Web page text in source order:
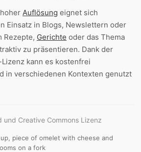
Auflösung eignet sich
Einsatz in Blogs, Newslettern oder
Rezepte, Gerichte oder das Thema
zu präsentieren. Dank der
kann es kostenfrei
in verschiedenen Kontexten genutzt
und Creative Commons Lizenz
piece of omelet with cheese and
on a fork